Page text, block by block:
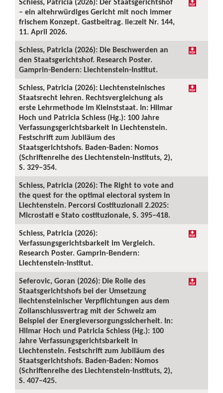
– ein altehrwürdiges Gericht mit noch immer
frischem Konzept. Gastbeitrag. lie:zeit Nr. 144,
11. April 2026.
Schiess, Patricia (2026): Die Beschwerden an
den Staatsgerichtshof. Research Poster.
Gamprin-Bendern: Liechtenstein-Institut.
Schiess, Patricia (2026): Liechtensteinisches
Staatsrecht lehren. Rechtsvergleichung als
erste Lehrmethode im Kleinststaat. In: Hilmar
Hoch und Patricia Schiess (Hg.): 100 Jahre
Verfassungsgerichtsbarkeit in Liechtenstein.
Festschrift zum Jubiläum des
Staatsgerichtshofs. Baden-Baden: Nomos
(Schriftenreihe des Liechtenstein-Instituts, 2),
S. 329–354.
Schiess, Patricia (2026): The Right to vote and
the quest for the optimal electoral system in
Liechtenstein. Percorsi Costituzionali 2.2025:
Microstati e Stato costituzionale, S. 395–418.
Schiess, Patricia (2026):
Verfassungsgerichtsbarkeit im Vergleich.
Research Poster. Gamprin-Bendern:
Liechtenstein-Institut.
Seferovic, Goran (2026): Die Rolle des
Staatsgerichtshofs bei der Umsetzung
liechtensteinischer Verpflichtungen aus dem
Zollanschlussvertrag mit der Schweiz am
Beispiel der Energieversorgungssicherheit. In:
Hilmar Hoch und Patricia Schiess (Hg.): 100
Jahre Verfassungsgerichtsbarkeit in
Liechtenstein. Festschrift zum Jubiläum des
Staatsgerichtshofs. Baden-Baden: Nomos
(Schriftenreihe des Liechtenstein-Instituts, 2),
S. 407–425.